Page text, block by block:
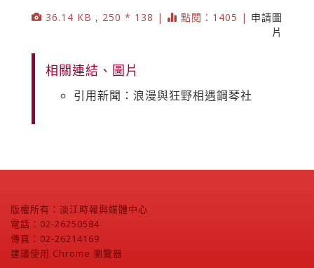
36.14 KB , 250 * 138 | 點閱：1405 | 申請圖
片
相關連結、圖片
引用新聞：浪漫與狂野相遇鋼琴社
版權所有：淡江時報與媒體中心
電話：02-26250584
傳真：02-26214169
建議使用 Chrome 瀏覽器